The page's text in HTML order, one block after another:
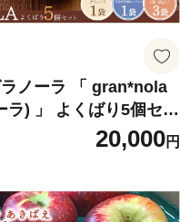
ノーラ 「 gran*nola
ラ) 」 よくばり5個セッ
ーツ 朝食 軽食 おやつ
産原料 信州産 長野県 千
20,000円